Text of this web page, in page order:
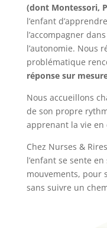
(dont Montessori,
l’enfant
l’accompagner
l’autonomie. Nous
problématique
réponse sur
Nous accueillons
de son propre
apprenant la vie
Chez Nurses &
l’enfant se sente
mouvements, pour
sans suivre un